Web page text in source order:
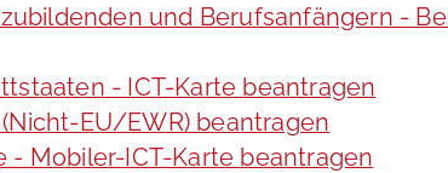
und Berufsanfängern -
- ICT-Karte beantragen
EU/EWR) beantragen
Mobiler-ICT-Karte beantragen